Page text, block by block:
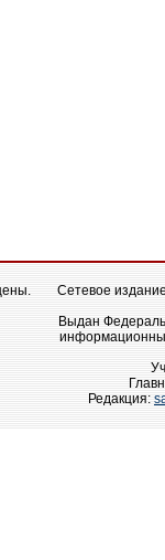
Сетевое
Выдан
Редакция: